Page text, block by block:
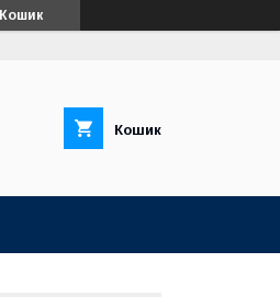
Кошик
Кошик